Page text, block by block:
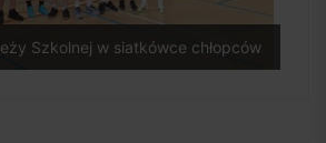
Szkolnej w siatkówce chłopców